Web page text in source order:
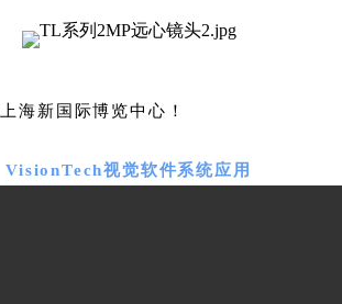
海新国际博览中心！
VisionTech视觉软件系统应用